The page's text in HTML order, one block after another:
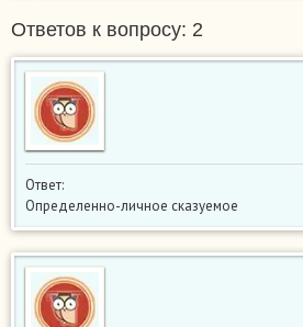
Ответов к вопросу: 2
Ответ:
Определенно-личное сказуемое